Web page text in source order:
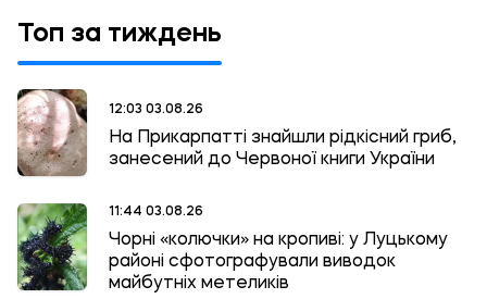
Топ за тиждень
12:03 03.08.26
На Прикарпатті знайшли рідкісний гриб,
занесений до Червоної книги України
11:44 03.08.26
Чорні «колючки» на кропиві: у Луцькому
районі сфотографували виводок
майбутніх метеликів